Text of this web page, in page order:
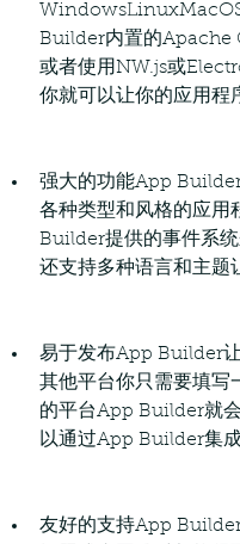
Builder内置的Apache
或者使用NW.js或
你就可以让你的应用程
强大的功能App
各种类型和风格的应用
Builder提供的事件系
还支持多种语言和主题
易于发布App Builder
其他平台你只需要填写
的平台App Builder就
以通过App Builder集
友好的支持App